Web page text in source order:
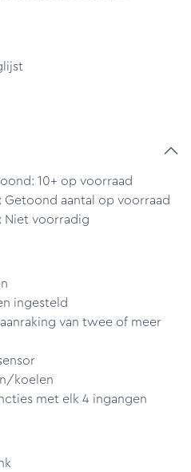
10+ op voorraad
Getoond aantal op voorraad
Niet voorradig
ingesteld
van twee of meer
koelen
met elk 4 ingangen